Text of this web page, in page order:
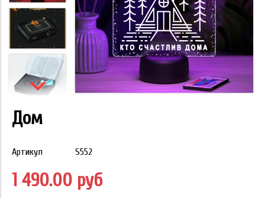
Дом
Артикул S552
1 490.00 руб